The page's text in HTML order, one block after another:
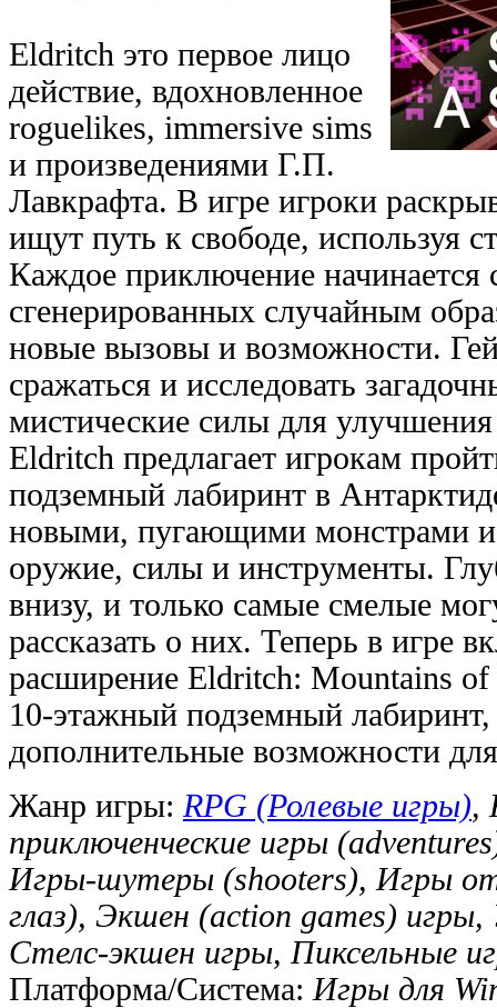
Eldritch это первое лицо
действие, вдохновленное
roguelikes, immersive sims
и произведениями Г.П.
Лавкрафта. В игре игроки
ищут путь к свободе, используя
Каждое приключение начинается
сгенерированных случайным
новые вызовы и возможности.
сражаться и исследовать
мистические силы для улучшения
Eldritch предлагает игрокам
подземный лабиринт в
новыми, пугающими монстрами и
оружие, силы и инструменты.
внизу, и только самые смелые
рассказать о них. Теперь в игре
расширение Eldritch: Mountains
10-этажный подземный
дополнительные возможности
Жанр игры: RPG (Ролевые игры),
приключенческие игры
Игры-шутеры (shooters), Игры от
глаз), Экшен (action games)
Стелс-экшен игры, Пиксельные
Платформа/Система: Игры для